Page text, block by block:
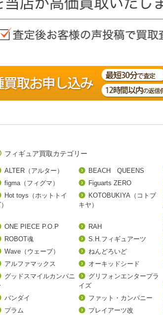
フィギュア買取カテゴリー
ALTER（アルター） BEACH QUEENS
figma（フィグマ）
Figuarts ZERO
Hot toys（ホットトイ
KOTOBUKIYA（コトブ
キヤ）
ONE PIECE P.O.P RAH
ROBOT魂
S.H.フィギュアーツ
Wave（ウェーブ）
ねんどろいど
アルファマックス
オーキッドシード
グッドスマイルカンパニ
グリフォンエンタープラ
イズ
バンダイ
ファット・カンパニー
プラム
プレイアーツ改